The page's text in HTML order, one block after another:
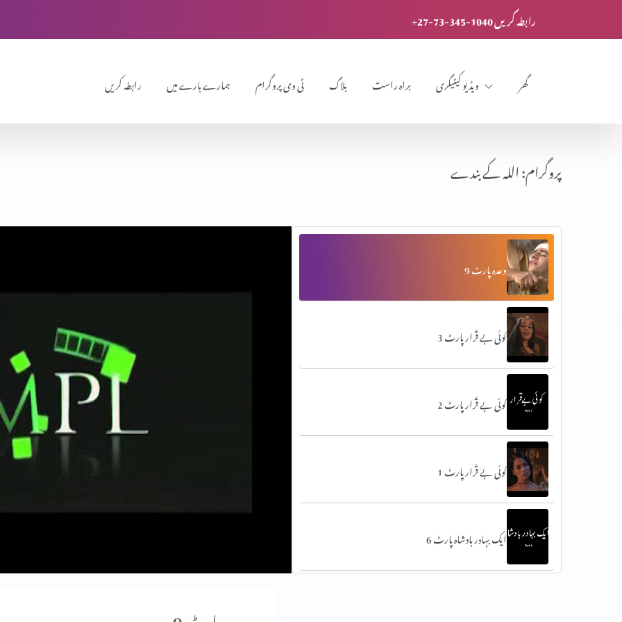
+27-73-345-1040 رابطہ کریں
رابطہ کریں ہمارے بارے میں ٹی وی پروگرام بلاگ براہ راست ویڈیو کیٹیگری گھر
پروگرام: اللہ کے بندے
وعدہ پارٹ 9
کوئی بے قَرار پارٹ 3
کوئی بے قَرار پارٹ 2
کوئی بے قَرار پارٹ 1
ایک بہادر بادشاہ پارٹ 6